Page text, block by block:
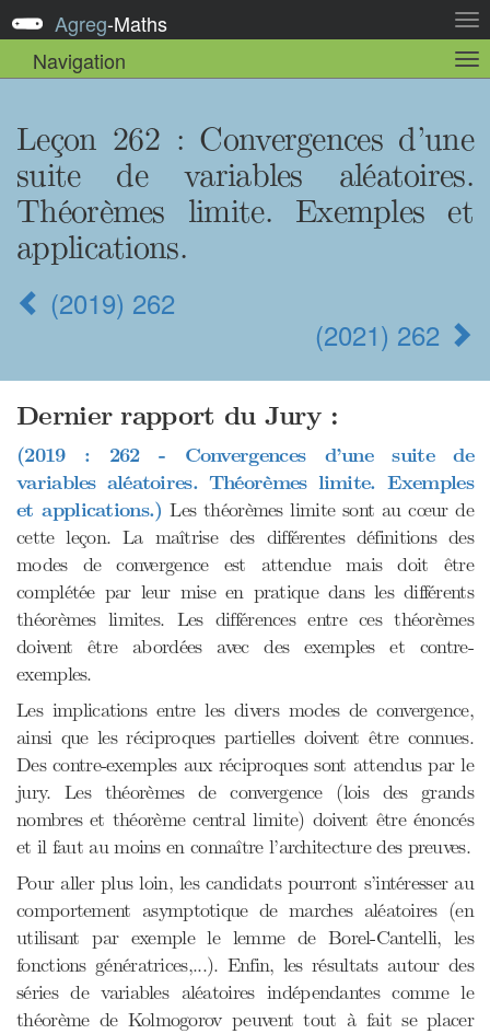
la
Agreg-Maths
Navigation
la
Leçon 262 : Convergences d’une
suite de variables aléatoires.
Théorèmes limite. Exemples et
applications.
(2019) 262
(2021) 262
Dernier rapport du Jury :
(2019 : 262 - Convergences d’une suite de
variables aléatoires. Théorèmes limite. Exemples
et applications.) Les théorèmes limite sont au cœur de
cette leçon. La maîtrise des différentes définitions des
modes de convergence est attendue mais doit être
complétée par leur mise en pratique dans les différents
théorèmes limites. Les différences entre ces théorèmes
doivent être abordées avec des exemples et contre-
exemples.
Les implications entre les divers modes de convergence,
ainsi que les réciproques partielles doivent être connues.
Des contre-exemples aux réciproques sont attendus par le
jury. Les théorèmes de convergence (lois des grands
nombres et théorème central limite) doivent être énoncés
et il faut au moins en connaître l’architecture des preuves.
Pour aller plus loin, les candidats pourront s’intéresser au
comportement asymptotique de marches aléatoires (en
utilisant par exemple le lemme de Borel-Cantelli, les
fonctions génératrices,...). Enfin, les résultats autour des
séries de variables aléatoires indépendantes comme le
théorème de Kolmogorov peuvent tout à fait se placer